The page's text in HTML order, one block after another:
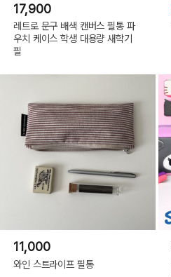
17,900
레트로 문구 배색 캔버스 필통 파
우치 케이스 학생 대용량 새학기
필
11,000
와인 스트라이프 필통